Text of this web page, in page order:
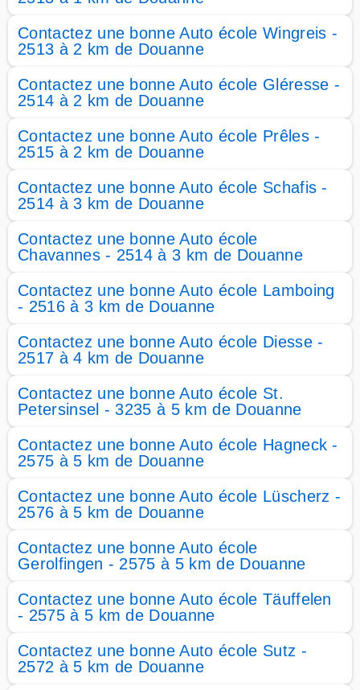
Contactez une bonne Auto école Wingreis -
2513 à 2 km de Douanne
Contactez une bonne Auto école Gléresse -
2514 à 2 km de Douanne
Contactez une bonne Auto école Prêles -
2515 à 2 km de Douanne
Contactez une bonne Auto école Schafis -
2514 à 3 km de Douanne
Contactez une bonne Auto école
Chavannes - 2514 à 3 km de Douanne
Contactez une bonne Auto école Lamboing
- 2516 à 3 km de Douanne
Contactez une bonne Auto école Diesse -
2517 à 4 km de Douanne
Contactez une bonne Auto école St.
Petersinsel - 3235 à 5 km de Douanne
Contactez une bonne Auto école Hagneck -
2575 à 5 km de Douanne
Contactez une bonne Auto école Lüscherz -
2576 à 5 km de Douanne
Contactez une bonne Auto école
Gerolfingen - 2575 à 5 km de Douanne
Contactez une bonne Auto école Täuffelen
- 2575 à 5 km de Douanne
Contactez une bonne Auto école Sutz -
2572 à 5 km de Douanne